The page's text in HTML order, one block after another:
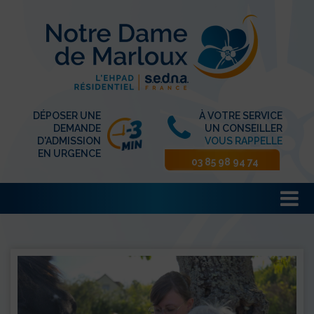
DÉPOSER UNE
DEMANDE
D'ADMISSION
EN URGENCE
À VOTRE SERVICE
UN CONSEILLER
VOUS RAPPELLE
03 85 98 94 74